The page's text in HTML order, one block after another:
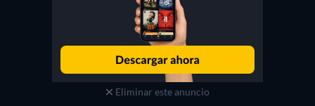
Eliminar este anuncio